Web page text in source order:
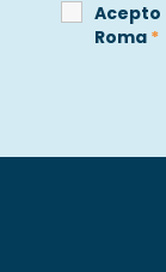
Acepto
Roma *